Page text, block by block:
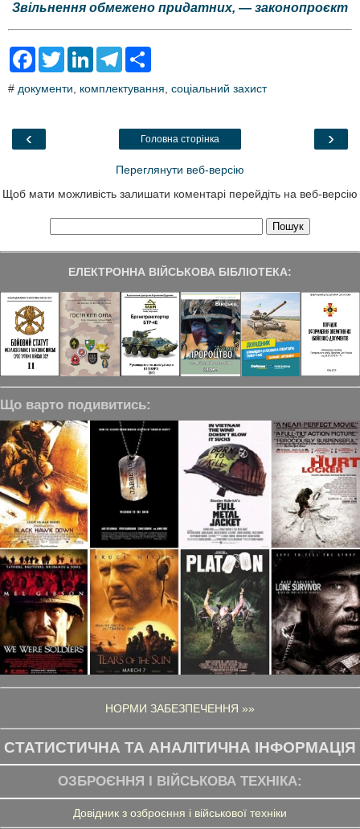
Звільнення обмежено придатних, — законопроєкт
F
e
o
T
t
L
k
T
e
a
r
# документи комплектування соціальний захист
‹ ›
Головна сторінка
Переглянути веб-версію
Щоб мати можливість залишати коментарі перейдіть на веб-версію
ЕЛЕКТРОННА ВІЙСЬКОВА БІБЛІОТЕКА:
Що варто подивитись:
НОРМИ ЗАБЕЗПЕЧЕННЯ »»
СТАТИСТИЧНА ТА АНАЛІТИЧНА ІНФОРМАЦІЯ
ОЗБРОЄННЯ І ВІЙСЬКОВА ТЕХНІКА:
Довідник з озброєння і військової техніки